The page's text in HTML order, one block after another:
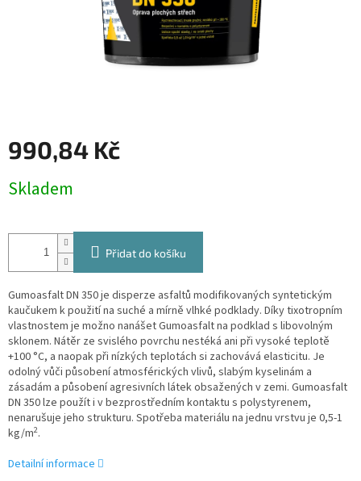
990,84 Kč
cena:
Skladem
Přidat do košíku
Gumoasfalt DN 350 je disperze asfaltů modifikovaných syntetickým
kaučukem k použití na suché a mírně vlhké podklady. Díky tixotropním
vlastnostem je možno nanášet Gumoasfalt na podklad s libovolným
sklonem. Nátěr ze svislého povrchu nestéká ani při vysoké teplotě
+100 °C, a naopak při nízkých teplotách si zachovává elasticitu. Je
odolný vůči působení atmosférických vlivů, slabým kyselinám a
zásadám a působení agresivních látek obsažených v zemi. Gumoasfalt
DN 350 lze použít i v bezprostředním kontaktu s polystyrenem,
nenarušuje jeho strukturu. Spotřeba materiálu na jednu vrstvu je 0,5-1
kg/m2.
Detailní informace